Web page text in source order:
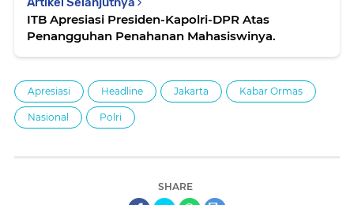
ITB Apresiasi Presiden-Kapolri-DPR Atas
Penangguhan Penahanan Mahasiswinya.
Apresiasi Headline Jakarta Kabar Ormas
Nasional Polri
SHARE